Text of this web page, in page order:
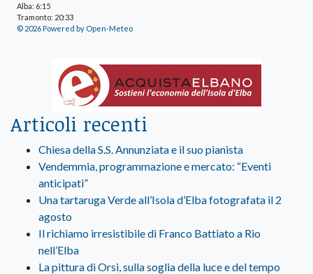
Alba: 6:15
Tramonto: 20:33
© 2026 Powered by Open-Meteo
Articoli recenti
Chiesa della S.S. Annunziata e il suo pianista
Vendemmia, programmazione e mercato: “Eventi
anticipati”
Una tartaruga Verde all’Isola d’Elba fotografata il 2
agosto
Il richiamo irresistibile di Franco Battiato a Rio
nell’Elba
La pittura di Orsi, sulla soglia della luce e del tempo